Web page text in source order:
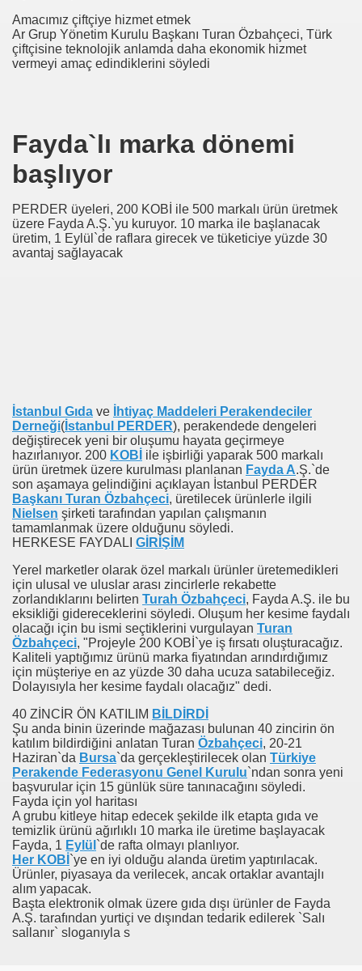
Amacımız çiftçiye hizmet etmek
Ar Grup Yönetim Kurulu Başkanı Turan Özbahçeci, Türk
çiftçisine teknolojik anlamda daha ekonomik hizmet
vermeyi amaç edindiklerini söyledi
Fayda`lı marka dönemi
başlıyor
PERDER üyeleri, 200 KOBİ ile 500 markalı ürün üretmek
üzere Fayda A.Ş.`yu kuruyor. 10 marka ile başlanacak
üretim, 1 Eylül`de raflara girecek ve tüketiciye yüzde 30
avantaj sağlayacak
İstanbul Gıda ve
İhtiyaç Maddeleri Perakendeciler
Derneği( İstanbul PERDER), perakendede dengeleri
değiştirecek yeni bir oluşumu hayata geçirmeye
hazırlanıyor. 200 KOBİ ile işbirliği yaparak 500 markalı
ürün üretmek üzere kurulması planlanan Fayda A.Ş.`de
son aşamaya gelindiğini açıklayan İstanbul PERDER
Başkanı Turan Özbahçeci, üretilecek ürünlerle ilgili
Nielsen şirketi tarafından yapılan çalışmanın
tamamlanmak üzere olduğunu söyledi.
HERKESE FAYDALI GİRİŞİM
Yerel marketler olarak özel markalı ürünler üretemedikleri
için ulusal ve uluslar arası zincirlerle rekabette
zorlandıklarını belirten Turah Özbahçeci, Fayda A.Ş. ile bu
eksikliği gidereceklerini söyledi. Oluşum her kesime faydalı
olacağı için bu ismi seçtiklerini vurgulayan Turan
Özbahçeci, "Projeyle 200 KOBİ`ye iş fırsatı oluşturacağız.
Kaliteli yaptığımız ürünü marka fiyatından arındırdığımız
için müşteriye en az yüzde 30 daha ucuza satabileceğiz.
Dolayısıyla her kesime faydalı olacağız" dedi.
40 ZİNCİR ÖN KATILIM BİLDİRDİ
Şu anda binin üzerinde mağazası bulunan 40 zincirin ön
katılım bildirdiğini anlatan Turan Özbahçeci, 20-21
Haziran`da Bursa`da gerçekleştirilecek olan Türkiye
Perakende Federasyonu Genel Kurulu`ndan sonra yeni
başvurular için 15 günlük süre tanınacağını söyledi.
Fayda için yol haritası
A grubu kitleye hitap edecek şekilde ilk etapta gıda ve
temizlik ürünü ağırlıklı 10 marka ile üretime başlayacak
Fayda, 1 Eylül `de rafta olmayı planlıyor.
Her KOBİ `ye en iyi olduğu alanda üretim yaptırılacak.
Ürünler, piyasaya da verilecek, ancak ortaklar avantajlı
alım yapacak.
Başta elektronik olmak üzere gıda dışı ürünler de Fayda
A.Ş. tarafından yurtiçi ve dışından tedarik edilerek `Salı
sallanır` sloganıyla s